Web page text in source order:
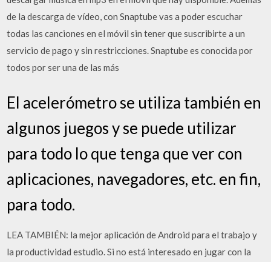
de la descarga de vídeo, con Snaptube vas a poder escuchar
todas las canciones en el móvil sin tener que suscribirte a un
servicio de pago y sin restricciones. Snaptube es conocida por
todos por ser una de las más
El acelerómetro se utiliza también en
algunos juegos y se puede utilizar
para todo lo que tenga que ver con
aplicaciones, navegadores, etc. en fin,
para todo.
LEA TAMBIÉN: la mejor aplicación de Android para el trabajo y
la productividad estudio. Si no está interesado en jugar con la